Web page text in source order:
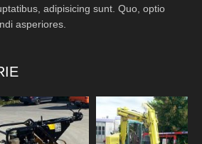
adipisicing sunt. Quo, optio
asperiores.